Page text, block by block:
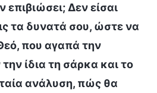
επιβιώσει; Δεν είσαι
τα δυνατά σου, ώστε να
που αγαπά την
ίδια τη σάρκα και το
ανάλυση, πώς θα